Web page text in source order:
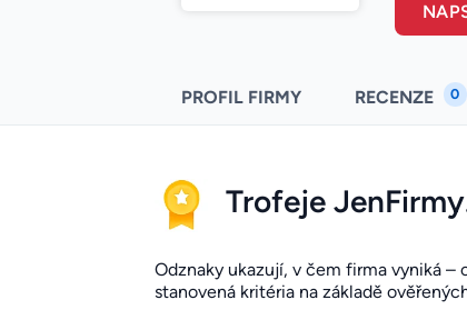
PROFIL FIRMY RECENZE 0
Trofeje
Odznaky ukazují, v čem firma vyniká
stanovená kritéria na základě